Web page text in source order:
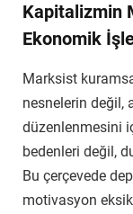
Kapitalizmin
Ekonomik
Marksist
nesnelerin değil,
düzenlenmesini
bedenleri değil,
Bu çerçevede
motivasyon